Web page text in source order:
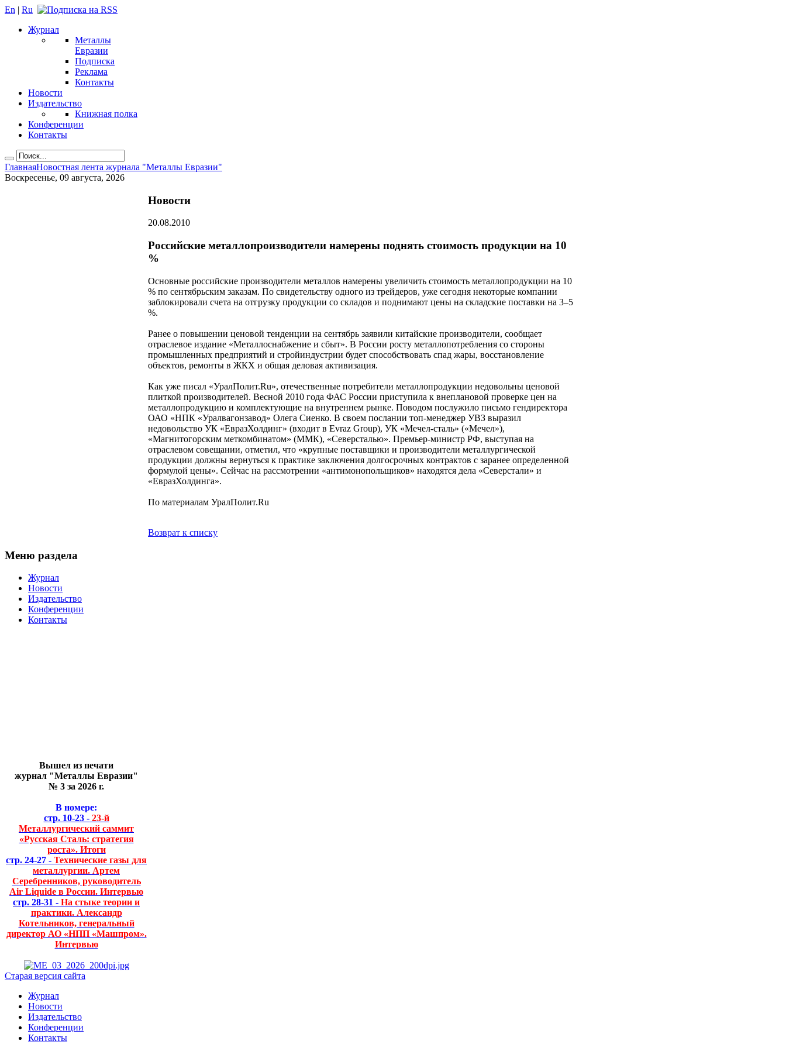
En | Ru
Журнал
Металлы
Евразии
Подписка
Реклама
Контакты
Новости
Издательство
Книжная полка
Конференции
Контакты
ГлавнаяНовостная лента журнала "Металлы Евразии"
Воскресенье, 09 августа, 2026
Новости
20.08.2010
Российские металлопроизводители намерены поднять стоимость продукции на 10
%
Основные российские производители металлов намерены увеличить стоимость металлопродукции на 10
% по сентябрьским заказам. По свидетельству одного из трейдеров, уже сегодня некоторые компании
заблокировали счета на отгрузку продукции со складов и поднимают цены на складские поставки на 3–5
%.
Ранее о повышении ценовой тенденции на сентябрь заявили китайские производители, сообщает
отраслевое издание «Металлоснабжение и сбыт». В России росту металлопотребления со стороны
промышленных предприятий и стройиндустрии будет способствовать спад жары, восстановление
объектов, ремонты в ЖКХ и общая деловая активизация.
Как уже писал «УралПолит.Ru», отечественные потребители металлопродукции недовольны ценовой
плиткой производителей. Весной 2010 года ФАС России приступила к внеплановой проверке цен на
металлопродукцию и комплектующие на внутреннем рынке. Поводом послужило письмо гендиректора
ОАО «НПК «Уралвагонзавод» Олега Сиенко. В своем послании топ-менеджер УВЗ выразил
недовольство УК «ЕвразХолдинг» (входит в Evraz Group), УК «Мечел-сталь» («Мечел»),
«Магнитогорским меткомбинатом» (ММК), «Северсталью». Премьер-министр РФ, выступая на
отраслевом совещании, отметил, что «крупные поставщики и производители металлургической
продукции должны вернуться к практике заключения долгосрочных контрактов с заранее определенной
формулой цены». Сейчас на рассмотрении «антимонопольщиков» находятся дела «Северстали» и
«ЕвразХолдинга».
По материалам УралПолит.Ru
Возврат к списку
Меню раздела
Журнал
Новости
Издательство
Конференции
Контакты
Вышел из печати
журнал "Металлы Евразии"
№ 3 за 2026 г.
В номере:
стр. 10-23 -23-й
Металлургический саммит
«Русская Сталь: стратегия
роста». Итоги
стр. 24-27 - Технические газы для
металлургии. Артем
Серебренников, руководитель
Air Liquide в России. Интервью
стр. 28-31 - На стыке теории и
практики. Александр
Котельников, генеральный
директор АО «НПП «Машпром».
Интервью
Старая версия сайта
Журнал
Новости
Издательство
Конференции
Контакты